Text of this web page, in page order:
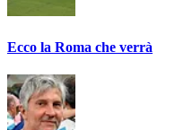
Ecco la Roma che verrà